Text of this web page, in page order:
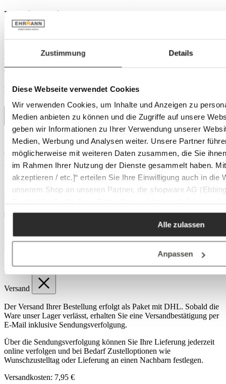
Zustimmung Details
Diese Webseite verwendet Cookies
Wir verwenden Cookies, um Inhalte und Anzeigen zu
Medien anbieten zu können und die Zugriffe auf unsere
geben wir Informationen zu Ihrer Verwendung unserer
Medien, Werbung und Analysen weiter. Unsere Partner
möglicherweise mit weiteren Daten zusammen, die Sie
im Rahmen Ihrer Nutzung der Dienste gesammelt haben.
akzeptieren / etc.]“ erteilen Sie Ihre Einwilligung auch in die
unserem Shop an unseren Partner, die shopware AG
Zwecken (z.B. Produktverbesserungen,
Alle zulassen
Anpassen
Praktische Eigenschaften
Ein besonderes Highlight der ASA Salatschale COPPA ist ihre
Reinigung sorgt. Das matte, griffige Finish macht sie zu einem
Hingucker und einem praktischen Begleiter für den täglichen
Gebrauch und besondere Anlässe.
Produktdetails
Durchmesser: 28 cm
Gewicht: ca. 0,5 kg
Höhe: 8 cm
Eigenschaften
Farbton:
schwarz
Anzahl Teile:
1 Stück
Farbe:
Material:
Pflegetipps: spülmaschinengeeignet
Produktnummer:
Anzahl Teile: 1 Stück
Versand
Der Versand Ihrer Bestellung erfolgt als Paket mit DHL. Sobald die
Ware unser Lager verlässt, erhalten Sie eine Versandbestätigung per
E-Mail inklusive Sendungsverfolgung.
Über die Sendungsverfolgung können Sie Ihre Lieferung jederzeit
online verfolgen und bei Bedarf Zustelloptionen wie
Wunschzustelltag oder Lieferung an einen Nachbarn festlegen.
Versandkosten: 7,95 €